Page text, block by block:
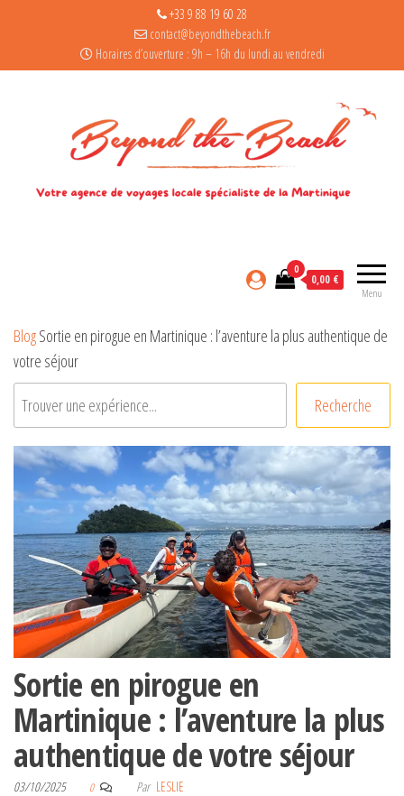
+33 9 88 19 60 28
contact@beyondthebeach.fr
Horaires d’ouverture : 9h – 16h du lundi au vendredi
Menu
0
0,00 €
BlogSortie en pirogue en Martinique : l’aventure la plus authentique de
votre séjour
Recherche
Sortie en pirogue en
Martinique : l’aventure la plus
authentique de votre séjour
03/10/2025 0 Par LESLIE